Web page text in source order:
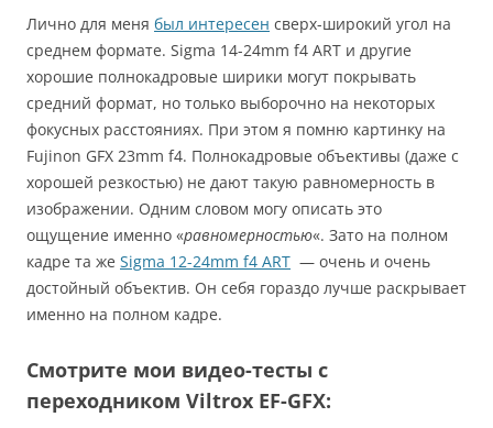
Лично для меня был интересен сверх-широкий угол на
среднем формате. Sigma 14-24mm f4 ART и другие
хорошие полнокадровые ширики могут покрывать
средний формат, но только выборочно на некоторых
фокусных расстояниях. При этом я помню картинку на
Fujinon GFX 23mm f4. Полнокадровые объективы (даже с
хорошей резкостью) не дают такую равномерность в
изображении. Одним словом могу описать это
ощущение именно «равномерностью«. Зато на полном
кадре та же Sigma 12-24mm f4 ART — очень и очень
достойный объектив. Он себя гораздо лучше раскрывает
именно на полном кадре.
Смотрите мои видео-тесты с
переходником Viltrox EF-GFX: